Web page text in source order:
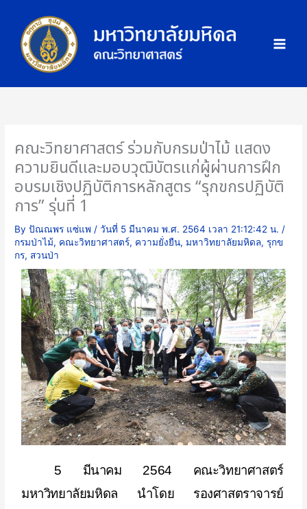
content
คณะวิทยาศาสตร์ ร่วมกับกรมป่าไม้ แสดง
ความยินดีและมอบวุฒิบัตรแก่ผู้ผ่านการฝึก
อบรมเชิงปฏิบัติการหลักสูตร “รุกขกรปฏิบัติ
การ” รุ่นที่ 1
Byปัณณพร แซ่แพ /วันที่ 5 มีนาคม พ.ศ. 2564 เวลา 21:12:42 น. /
กรมป่าไม้, คณะวิทยาศาสตร์, ความยั่งยืน,มหาวิทยาลัยมหิดล,รุกข
กร, สวนป่า
5 มีนาคม 2564 คณะวิทยาศาสตร์
มหาวิทยาลัยมหิดล นำโดย รองศาสตราจารย์
ม